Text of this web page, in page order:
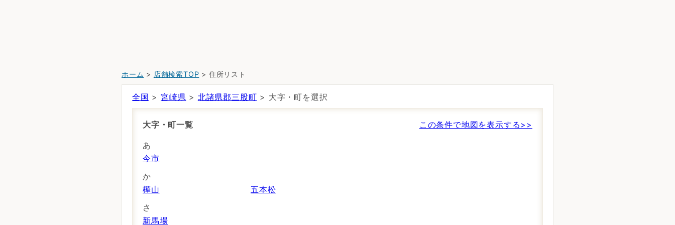
ホーム > 店舗検索TOP > 住所リスト
全国 >宮崎県 > 北諸県郡三股町 > 大字・町を選択
大字・町一覧 この条件で地図を表示する>>
あ
今市
か
樺山
五本松
さ
新馬場